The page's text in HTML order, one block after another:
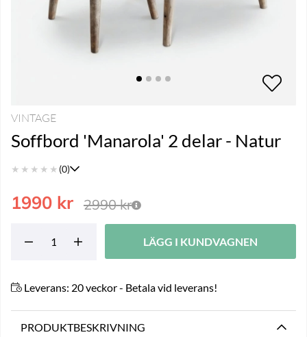
VINTAGE
Soffbord 'Manarola' 2 delar - Natur
★ ★ ★ ★ ★ (0)
2990kr
1990 kr
LÄGG I KUNDVAGNEN
Leverans: 20 veckor - Betala vid leverans!
PRODUKTBESKRIVNING